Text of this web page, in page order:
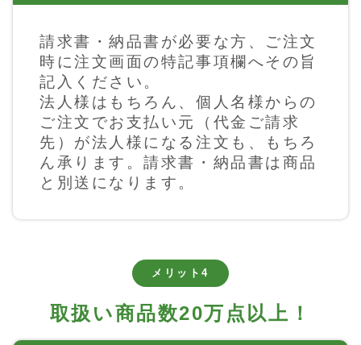
請求書・納品書が必要な方、ご注文
時に注文画面の特記事項欄へその旨
記入ください。
法人様はもちろん、個人名様からの
ご注文でお支払い元（代金ご請求
先）が法人様になる注文も、もちろ
ん承ります。請求書・納品書は商品
と別送になります。
メリット4
取扱い商品数20万点以上！